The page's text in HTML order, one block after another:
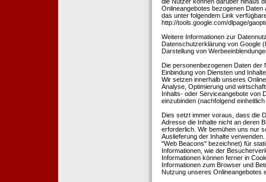
Onlineangebotes bezogenen
das unter folgendem Link
http://tools.google.com/dlpage/
Weitere Informationen zur
Datenschutzerklärung von Google
Darstellung von
Die personenbezogenen Daten der
Einbindung von Diensten und
Wir setzen innerhalb unseres
Analyse, Optimierung und
Inhalts- oder Serviceangebote von
einzubinden (nachfolgend
Dies setzt immer voraus, dass die
Adresse die Inhalte nicht an deren
erforderlich. Wir bemühen uns nur
Auslieferung der Inhalte
"Web Beacons" bezeichnet) für
Informationen, wie der
Informationen können ferner in
Informationen zum Browser und
Nutzung unseres Onlineangebotes